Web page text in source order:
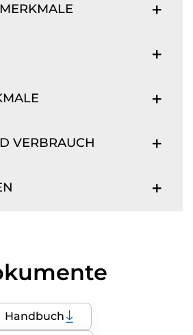
VERBRAUCH
Handbuch